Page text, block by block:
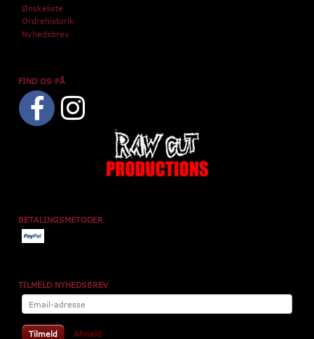
Ønskeliste
Ordrehistorik
Nyhedsbrev
FIND OS PÅ
BETALINGSMETODER
TILMELD NYHEDSBREV
Email-
adresse
Tilmeld Afmeld